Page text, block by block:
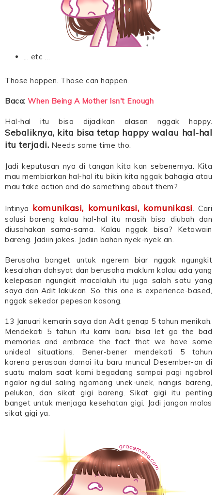
... etc ...
Those happen. Those can happen.
Baca: When Being A Mother Isn't Enough
Hal-hal itu bisa dijadikan alasan nggak happy.
Sebaliknya, kita bisa tetap happy walau hal-hal
itu terjadi. Needs some time tho.
Jadi keputusan nya di tangan kita kan sebenernya. Kita
mau membiarkan hal-hal itu bikin kita nggak bahagia atau
mau take action and do something about them?
Intinya komunikasi, komunikasi, komunikasi. Cari
solusi bareng kalau hal-hal itu masih bisa diubah dan
diusahakan sama-sama. Kalau nggak bisa? Ketawain
bareng. Jadiin jokes. Jadiin bahan nyek-nyek an.
Berusaha banget untuk ngerem biar nggak ngungkit
kesalahan dahsyat dan berusaha maklum kalau ada yang
kelepasan ngungkit macalaluh itu juga salah satu yang
saya dan Adit lakukan. So, this one is experience-based,
nggak sekedar pepesan kosong.
13 Januari kemarin saya dan Adit genap 5 tahun menikah.
Mendekati 5 tahun itu kami baru bisa let go the bad
memories and embrace the fact that we have some
unideal situations. Bener-bener mendekati 5 tahun
karena perasaan damai itu baru muncul Desember-an di
suatu malam saat kami begadang sampai pagi ngobrol
ngalor ngidul saling ngomong unek-unek, nangis bareng,
pelukan, dan sikat gigi bareng. Sikat gigi itu penting
banget untuk menjaga kesehatan gigi. Jadi jangan malas
sikat gigi ya.